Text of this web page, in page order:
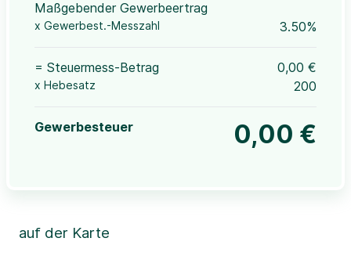
Maßgebender Gewerbeertrag
x Gewerbest.-Messzahl 3.50%
= Steuermess-Betrag 0,00 €
x Hebesatz 200
Gewerbesteuer 0,00 €
auf der Karte
Leaflet|©OpenStreetMap, ©CartoDB,